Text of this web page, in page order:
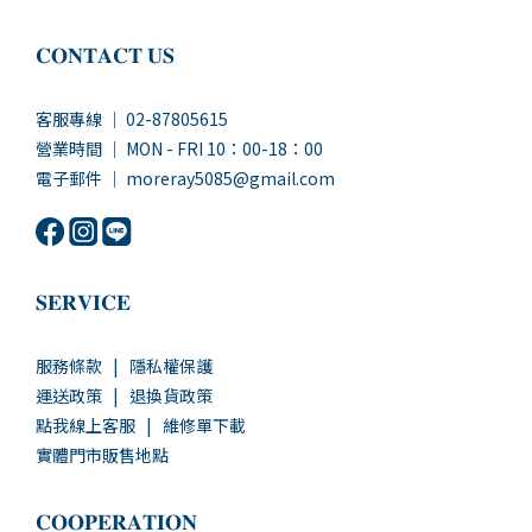
𝐂𝐎𝐍𝐓𝐀𝐂𝐓 𝐔𝐒
客服專線 ｜ 02-87805615
營業時間 ｜ MON - FRI 10：00-18：00
電子郵件 ｜ moreray5085@gmail.com
𝐒𝐄𝐑𝐕𝐈𝐂𝐄
服務條款 | 隱私權保護
運送政策 | 退換貨政策
點我線上客服 | 維修單下載
實體門市販售地點
𝐂𝐎𝐎𝐏𝐄𝐑𝐀𝐓𝐈𝐎𝐍